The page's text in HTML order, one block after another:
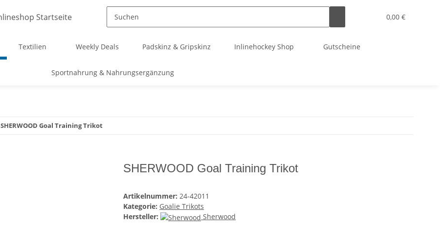
0,00 €
Textilien Weekly Deals Padskinz & Gripskinz Inlinehockey Shop Gutscheine
Sportnahrung & Nahrungsergänzung
SHERWOOD Goal Training Trikot
SHERWOOD Goal Training Trikot
Artikelnummer: 24-42011
Kategorie: Goalie Trikots
Hersteller:
Sherwood